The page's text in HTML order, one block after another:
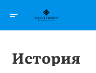
История